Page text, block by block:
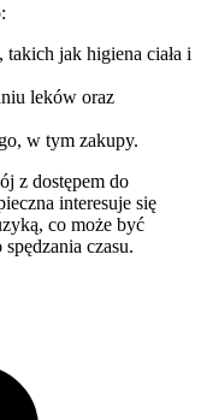
jak higiena ciała i
leków oraz
w tym zakupy.
z dostępem do
interesuje się
co może być
czasu.